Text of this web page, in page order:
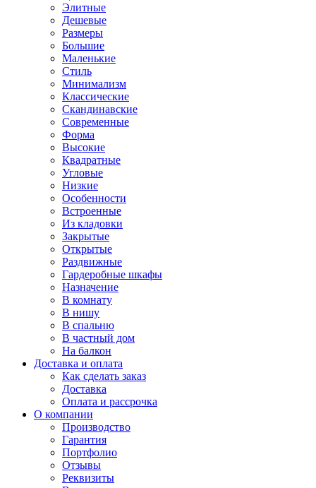
Элитные
Дешевые
Размеры
Большие
Маленькие
Стиль
Минимализм
Классические
Скандинавские
Современные
Форма
Высокие
Квадратные
Угловые
Низкие
Особенности
Встроенные
Из кладовки
Закрытые
Открытые
Раздвижные
Гардеробные шкафы
Назначение
В комнату
В нишу
В спальню
В частный дом
На балкон
Доставка и оплата
Как сделать заказ
Доставка
Оплата и рассрочка
О компании
Производство
Гарантия
Портфолио
Отзывы
Реквизиты